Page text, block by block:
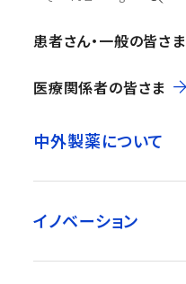
患者さん・一般の皆さま
医療関係者の皆さま
中外製薬について
イノベーション